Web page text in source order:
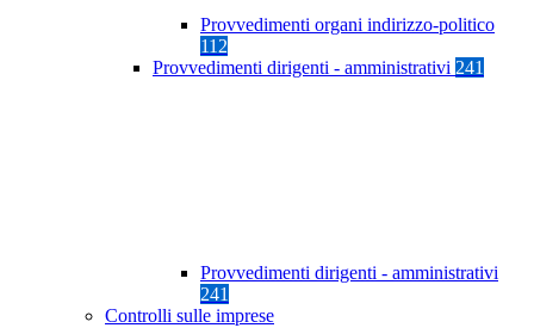
Provvedimenti organi indirizzo-politico
112
Provvedimenti dirigenti - amministrativi 241
Provvedimenti dirigenti - amministrativi
241
Controlli sulle imprese